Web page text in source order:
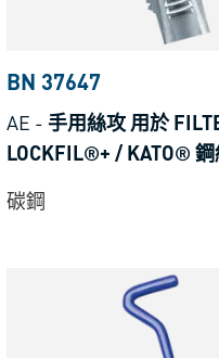
BN 37647
AE - 手用絲攻 用於
LOCKFIL®+ / KATO®
碳鋼